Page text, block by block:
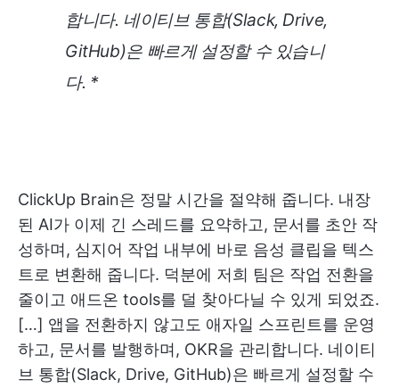
합니다. 네이티브 통합(Slack, Drive,
GitHub)은 빠르게 설정할 수 있습니
다. *
ClickUp Brain은 정말 시간을 절약해 줍니다. 내장
된 AI가 이제 긴 스레드를 요약하고, 문서를 초안 작
성하며, 심지어 작업 내부에 바로 음성 클립을 텍스
트로 변환해 줍니다. 덕분에 저희 팀은 작업 전환을
줄이고 애드온 tools를 덜 찾아다닐 수 있게 되었죠.
[…] 앱을 전환하지 않고도 애자일 스프린트를 운영
하고, 문서를 발행하며, OKR을 관리합니다. 네이티
브 통합(Slack, Drive, GitHub)은 빠르게 설정할 수